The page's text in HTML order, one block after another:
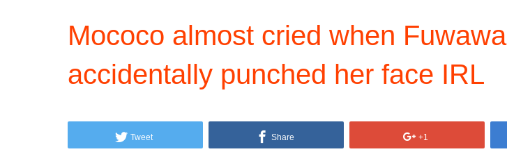
Mococo almost cried when Fuwawa
accidentally punched her face IRL
Tweet Share +1